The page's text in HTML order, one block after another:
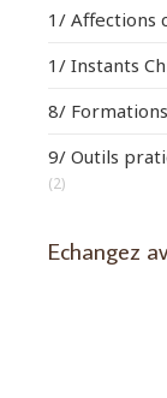
1/ Affections
1/ Instants
8/ Formations
9/ Outils
(2)
Echangez